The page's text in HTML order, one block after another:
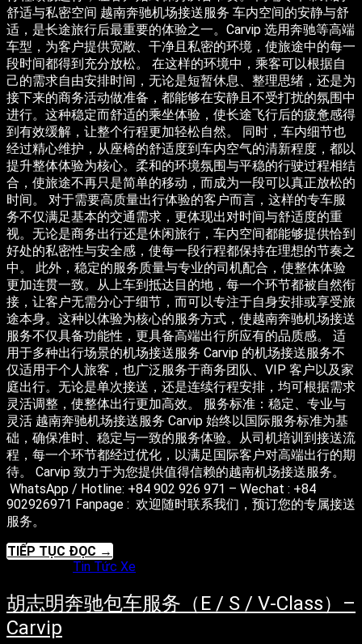
舒适与私密空间 越南奔驰机场接送服务 车内空间的安静与舒
适，是长途旅行后最重要的体验之一。Carvip 选用奔驰等高端
车型，为客户提供宽敞、干净且私密的环境，使旅途中的每一
段时间都得到充分放松。 在这样的环境中，乘客可以根据自
己的需求自由安排时间，无论是短暂休息、整理思绪，还是为
接下来的商务活动做准备，都能够在安静且不受打扰的氛围中
进行。这种稳定而舒适的乘坐体验，使长途飞行后的疲惫感得
到有效缓解，让整个行程更加轻松自然。 同时，车内细节也
经过精心维护，从座椅的舒适度到车内空气的清新程度，都以
提升整体体验为核心。柔和的环境氛围与平稳的行驶过程相结
合，使旅途不再只是简单的移动，而成为一段可以真正放松的
时间。 对于需要高质量出行体验的客户而言，这样的专车服
务不仅满足基本的交通需求，更体现出对时间与舒适度的重
视。无论是商务出行还是休闲旅行，车内空间都能够提供恰到
好处的私密性与安全感，使每一段行程都保持在理想的节奏之
中。 此外，稳定的服务质量与专业的司机配合，使整体体验
更加连贯一致。从上车到抵达目的地，每一个环节都被自然衔
接，让客户无需分心于细节，而可以专注于自身安排或享受旅
途本身。这种以体验为核心的服务方式，使越南奔驰机场接送
服务不仅具备功能性，更具备高端出行所应有的品质感。 适
用于多种出行场景的机场接送服务 Carvip 的机场接送服务不
仅适用于个人旅客，也广泛服务于商务团队、VIP 客户以及家
庭出行。无论是单次接送，还是连续行程安排，均可根据需求
灵活调整，使整体出行更加高效。 服务标准：稳定、专业与
灵活 越南奔驰机场接送服务 Carvip 始终以国际服务标准为基
础，确保准时、稳定与一致的服务体验。从司机培训到接送流
程，每一个环节都经过优化，以满足国际客户对高端出行的期
待。 Carvip 致力于为您提供值得信赖的越南机场接送服务。
WhatsApp / Hotline: +84 902 926 971 – Wechat : +84
902926971 Fanpage : 欢迎随时联系我们，预订您的专属接送
服务。
TIẾP TỤC ĐỌC →
Tin Tức Xe
胡志明奔驰包车服务（E / S / V-Class）–
Carvip